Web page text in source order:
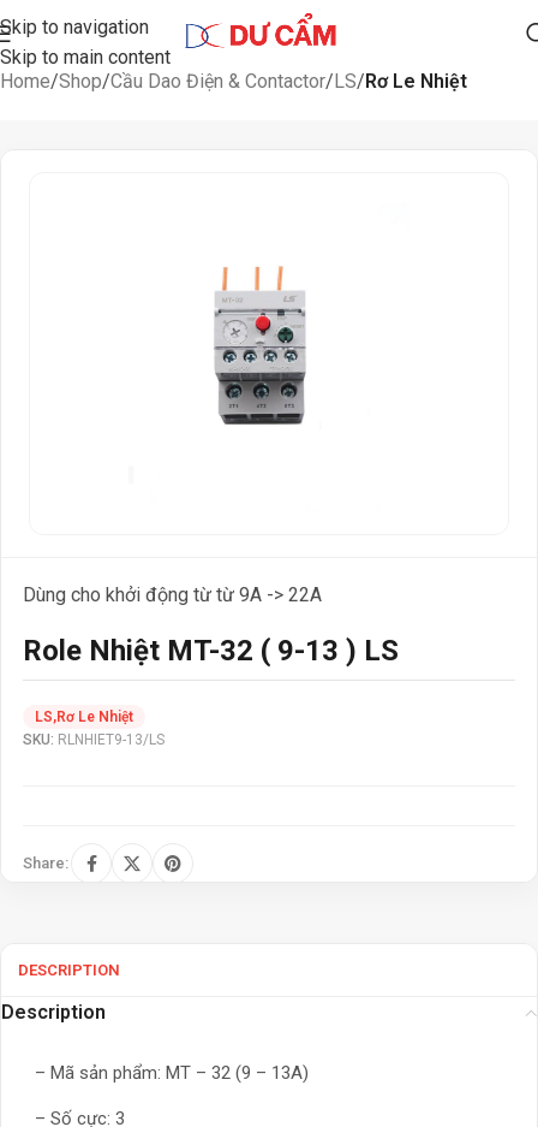
Skip to navigation
Skip to main content
Home Shop Cầu Dao Điện & Contactor LS Rơ Le Nhiệt
Role Nhiệt MT-32 ( 9-13 ) LS
Dùng cho khởi động từ từ 9A -> 22A
SKU: RLNHIET9-13/LS
LS,Rơ Le Nhiệt
Share:
DESCRIPTION
Description
– Mã sản phẩm: MT – 32 (9 – 13A)
– Số cực: 3